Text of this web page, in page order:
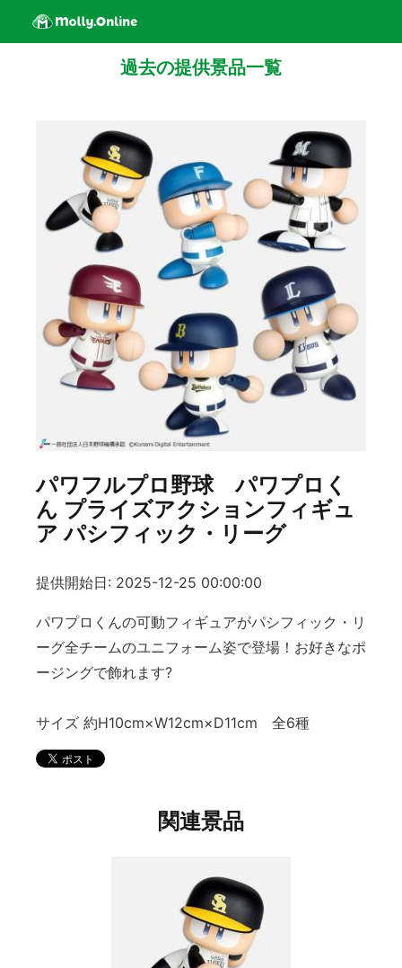
過去の提供景品一覧
パワフルプロ野球 パワプロく
ん プライズアクションフィギュ
ア パシフィック・リーグ
提供開始日: 2025-12-25 00:00:00
パワプロくんの可動フィギュアがパシフィック・リ
ーグ全チームのユニフォーム姿で登場！お好きなポ
ージングで飾れます?
サイズ 約H10cm×W12cm×D11cm 全6種
関連景品